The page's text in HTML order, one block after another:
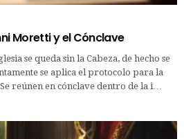
Moretti y el Cónclave
se queda sin la Cabeza, de hecho se
se aplica el protocolo para la
reúnen en cónclave dentro de la i…